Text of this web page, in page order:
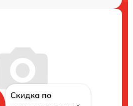
Скидка по